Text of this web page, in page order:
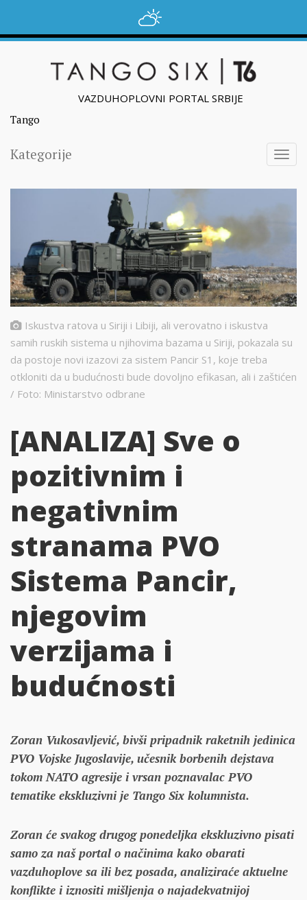
VAZDUHOPLOVNI PORTAL SRBIJE
Tango
Kategorije
Iskustva ratova u Siriji i Libiji, ali verovatno i iskustva
samih ruskih sistema u njihovima bazama u Siriji, pokazala su
da postoje novi izazovi za sistem Pancir S1, koje treba
otkloniti da u budućnosti bude dovoljno efikasan, ali i zaštićen
/ Foto: Ministarstvo odbrane
[ANALIZA] Sve o
pozitivnim i
negativnim
stranama PVO
Sistema Pancir,
njegovim
verzijama i
budućnosti
Zoran Vukosavljević, bivši pripadnik raketnih jedinica
PVO Vojske Jugoslavije, učesnik borbenih dejstava
tokom NATO agresije i vrsan poznavalac PVO
tematike ekskluzivni je Tango Six kolumnista.
Zoran će svakog drugog ponedeljka ekskluzivno pisati
samo za naš portal o načinima kako obarati
vazduhoplove sa ili bez posada, analiziraće aktuelne
konflikte i iznositi mišljenja o najadekvatnijoj